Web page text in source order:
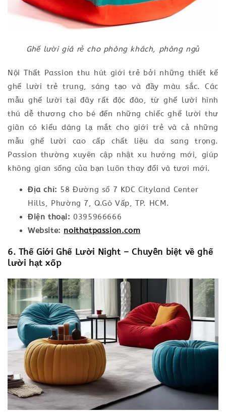
Ghế lười giá rẻ cho phòng khách, phòng ngủ
Nội Thất Passion thu hút giới trẻ bởi những thiết kế
ghế lười trẻ trung, sáng tạo và đầy màu sắc. Các
mẫu ghế lười tại đây rất độc đáo, từ ghế lười hình
thú dễ thương cho bé đến những chiếc ghế lười thư
giãn có kiểu dáng lạ mắt cho giới trẻ và cả những
mẫu ghế lười cao cấp chất liệu da sang trọng.
Passion thường xuyên cập nhật xu hướng mới, giúp
không gian sống của bạn luôn thay đổi và tươi mới.
Địa chỉ: 58 Đường số 7 KDC Cityland Center
Hills, Phường 7, Q.Gò Vấp, TP. HCM.
Điện thoại: 0395966666
Website: noithatpassion.com
6. Thế Giới Ghế Lười Night – Chuyên biệt về ghế
lười hạt xốp